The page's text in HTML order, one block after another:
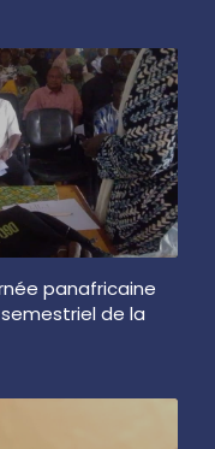
panafricaine
de la